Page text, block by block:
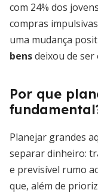
com 24% dos
compras
uma mudança
bensdeixou de
Por que
Planejar grandes
separar dinheiro:
e previsível rumo
que, além de